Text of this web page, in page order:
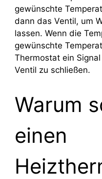
gewünschte
dann das Ventil, um
lassen. Wenn die
gewünschte
Thermostat ein
Ventil zu schließen.
Warum
einen